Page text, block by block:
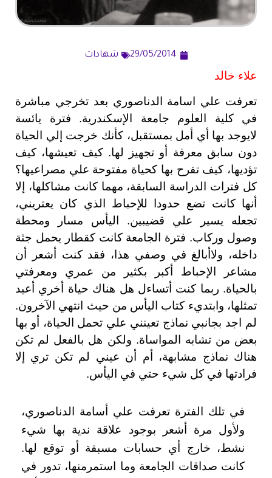
29/05/2014 شهادات
علاء خالد
تعرفت علي اسامة الدناصوري بعد تخرجي مباشرة
في كلية العلوم جامعة الإسكندرية. فترة يائسة
لايوجد بها أي أمل بمستقبل، كأنك خرجت إلي الحياة
دون سابق معرفة أو تجهيز لها. كيف تعيشها، كيف
تؤديها، كيف تفرح بها كحياة مفتوحة علي مصراعيها؟
كل فترات الدراسة السابقة، مهما كانت مشاكلها، إلا
أنها كانت تضع حدودا للإحباط الذي كان يعتريني،
تجعله يسير علي قضيبين. اليأس مسار ومحطة
وصول وركاب. فترة الجامعة كانت كقطار يحمل جثة
داخله، ولاأبالغ في وصفي هذا، فقد كنت أشعر أن
مشاعر الإحباط أكبر بكثير من عمري ومعرفتي
بالحياة. ربما كنت أتساءل هل هناك حياة أخري أعيد
تمثلها، وابتديء كتاب اليأس من حيث انتهي الآخرون.
لم اجد بجانبي نماذج تعينني علي تحمل الحياة، أو بها
بعض من تشابه المواساة. ولكن هل بالفعل لم تكن
هناك نماذج مشابهة، أم أن عيني لم تكن تري إلا
فرادتها في كل شيء حتي في اليأس.
في تلك الفترة تعرفت علي أسامة الدناصوري،
ولأول مرة أشعر بوجود علاقة ندية بها شيء
نشط، خارج أي حسابات مسبقة أو توقع لها.
كانت صداقات الجامعة وما استمرمنها، تدور في